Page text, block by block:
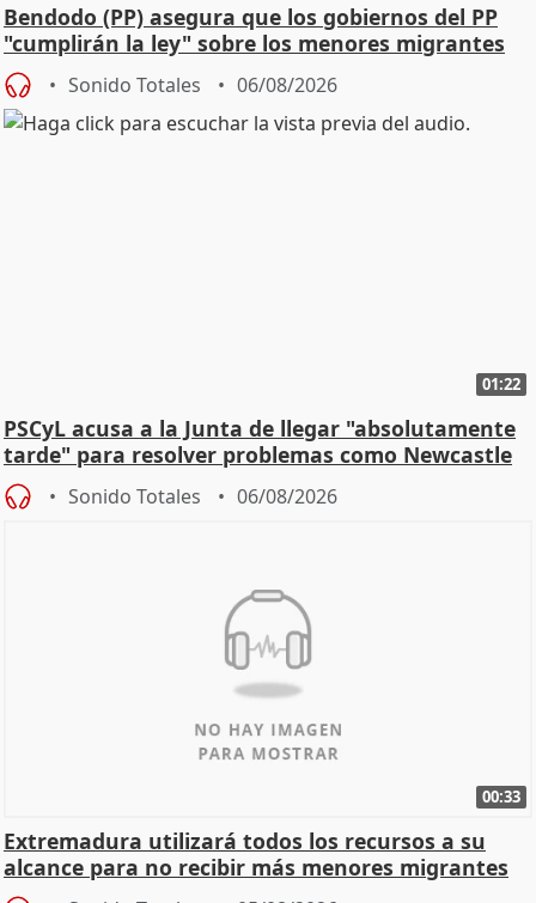
Bendodo (PP) asegura que los gobiernos del PP
"cumplirán la ley" sobre los menores migrantes
Sonido Totales 06/08/2026
01:22
PSCyL acusa a la Junta de llegar "absolutamente
tarde" para resolver problemas como Newcastle
Sonido Totales 06/08/2026
00:33
Extremadura utilizará todos los recursos a su
alcance para no recibir más menores migrantes